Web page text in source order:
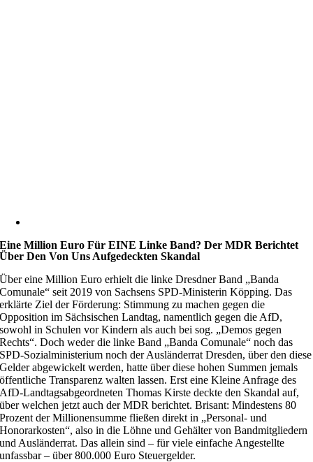
Eine Million Euro Für EINE Linke Band? Der MDR Berichtet
Über Den Von Uns Aufgedeckten Skandal
Über eine Million Euro erhielt die linke Dresdner Band „Banda
Comunale“ seit 2019 von Sachsens SPD-Ministerin Köpping. Das
erklärte Ziel der Förderung: Stimmung zu machen gegen die
Opposition im Sächsischen Landtag, namentlich gegen die AfD,
sowohl in Schulen vor Kindern als auch bei sog. „Demos gegen
Rechts“. Doch weder die linke Band „Banda Comunale“ noch das
SPD-Sozialministerium noch der Ausländerrat Dresden, über den diese
Gelder abgewickelt werden, hatte über diese hohen Summen jemals
öffentliche Transparenz walten lassen. Erst eine Kleine Anfrage des
AfD-Landtagsabgeordneten Thomas Kirste deckte den Skandal auf,
über welchen jetzt auch der MDR berichtet. Brisant: Mindestens 80
Prozent der Millionensumme fließen direkt in „Personal- und
Honorarkosten“, also in die Löhne und Gehälter von Bandmitgliedern
und Ausländerrat. Das allein sind – für viele einfache Angestellte
unfassbar – über 800.000 Euro Steuergelder.